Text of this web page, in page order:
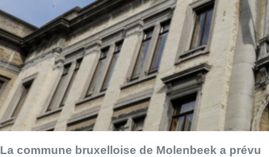
La commune bruxelloise de Molenbeek a prévu